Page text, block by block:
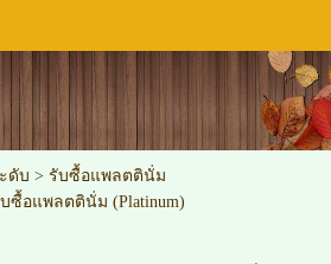
ดับ > รับซื้อแพลตตินั่ม
ซื้อแพลตตินั่ม (Platinum)